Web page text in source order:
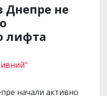
Днепре не
лифта
начали активно